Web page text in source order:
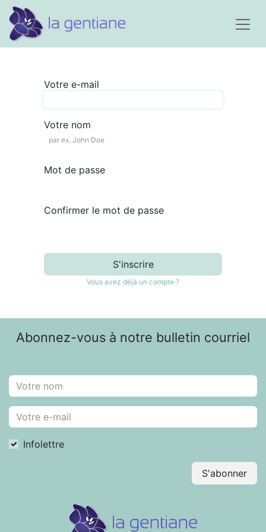
Votre e-mail
Votre nom
Mot de passe
Confirmer le mot de passe
S'inscrire
Vous avez déjà un compte ?
Abonnez-vous à notre bulletin courriel
Infolettre
S'abonner